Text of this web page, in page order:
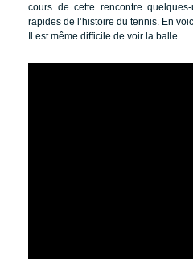
cours de cette rencontre
rapides de l’histoire du tennis. En
Il est même difficile de voir la balle.